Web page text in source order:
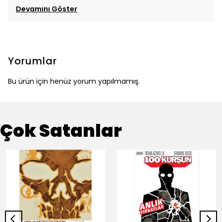
Devamını Göster
Yorumlar
Bu ürün için henüz yorum yapılmamış.
Çok Satanlar